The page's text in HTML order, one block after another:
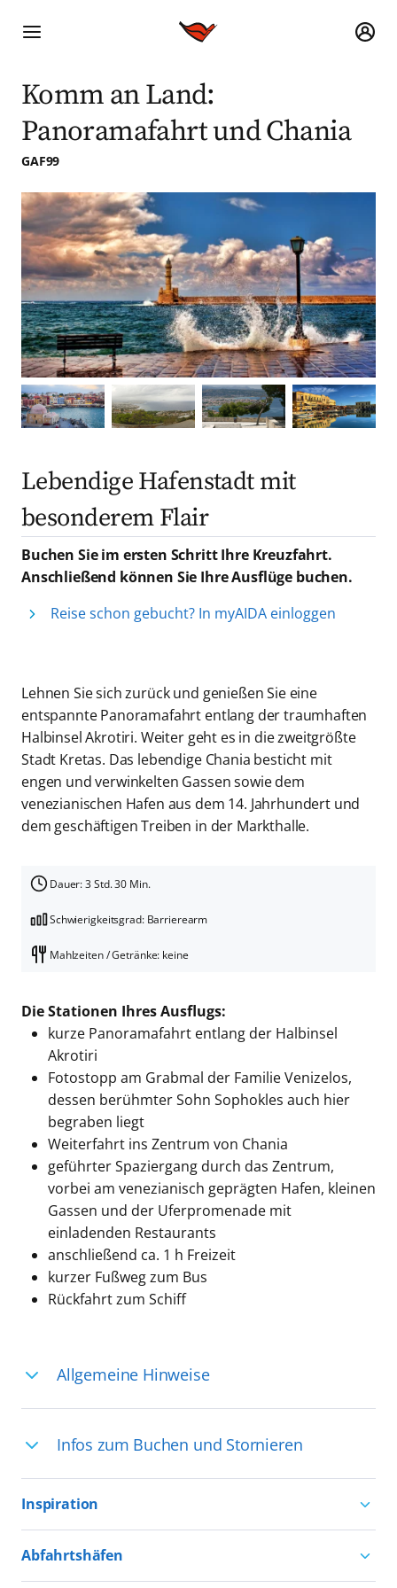
Komm an Land:
Panoramafahrt und Chania
GAF99
Lebendige Hafenstadt mit
besonderem Flair
Buchen Sie im ersten Schritt Ihre Kreuzfahrt.
Anschließend können Sie Ihre Ausflüge buchen.
Reise schon gebucht? In myAIDA einloggen
Lehnen Sie sich zurück und genießen Sie eine
entspannte Panoramafahrt entlang der traumhaften
Halbinsel Akrotiri. Weiter geht es in die zweitgrößte
Stadt Kretas. Das lebendige Chania besticht mit
engen und verwinkelten Gassen sowie dem
venezianischen Hafen aus dem 14. Jahrhundert und
dem geschäftigen Treiben in der Markthalle.
Dauer: 3 Std. 30 Min.
Schwierigkeitsgrad: Barrierearm
Mahlzeiten / Getränke: keine
Die Stationen Ihres Ausflugs:
kurze Panoramafahrt entlang der Halbinsel
Akrotiri
Fotostopp am Grabmal der Familie Venizelos,
dessen berühmter Sohn Sophokles auch hier
begraben liegt
Weiterfahrt ins Zentrum von Chania
geführter Spaziergang durch das Zentrum,
vorbei am venezianisch geprägten Hafen, kleinen
Gassen und der Uferpromenade mit
einladenden Restaurants
anschließend ca. 1 h Freizeit
kurzer Fußweg zum Bus
Rückfahrt zum Schiff
Allgemeine Hinweise
Deutschsprachige Reiseleiter:innen sind
in vielen Regionen verfügbar, aber in
einigen Ländern selten, sodass dort
englischsprachige Expert:innen die
Ausflüge führen. Beide Optionen bieten
einzigartige Perspektiven und bereichern
Infos zum Buchen und Stornieren
entweder bereits vor der Reise bis kurz
Inspiration
Aktivurlaub mit AIDA
Abfahrtshäfen